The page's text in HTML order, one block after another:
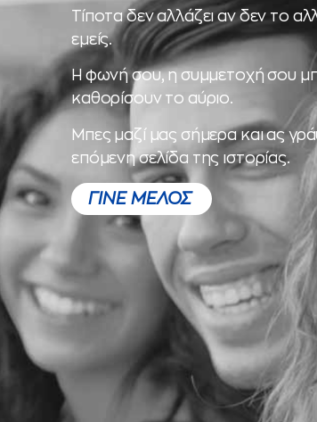
Τίποτα δεν αλλάζει αν δεν το
εμείς.
Η φωνή σου, η συμμετοχή σου
καθορίσουν το αύριο.
Μπες μαζί μας σήμερα και ας
επόμενη σελίδα της ιστορίας.
ΓΙΝΕ ΜΕΛΟΣ